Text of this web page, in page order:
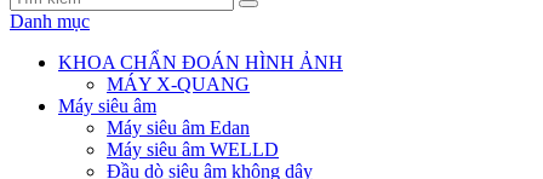
Danh mục
KHOA CHẨN ĐOÁN HÌNH ẢNH
MÁY X-QUANG
Máy siêu âm
Máy siêu âm Edan
Máy siêu âm WELLD
Đầu dò siêu âm không dây